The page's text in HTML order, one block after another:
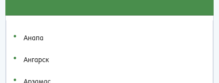
Анапа
Ангарск